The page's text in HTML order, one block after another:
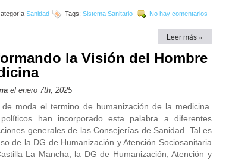
Sanidad Tags: Sistema Sanitario
No hay comentarios
Leer más »
la Visión del Hombre
el enero 7th, 2025
de moda el termino de humanización de la medicina.
han incorporado esta palabra a diferentes
generales de las Consejerías de Sanidad. Tal es
de la DG de Humanización y Atención Sociosanitaria
La Mancha, la DG de Humanización, Atención y